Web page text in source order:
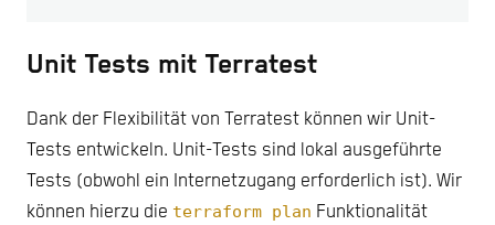
Unit Tests mit Terratest
Dank der Flexibilität von Terratest können wir Unit-
Tests entwickeln. Unit-Tests sind lokal ausgeführte
Tests (obwohl ein Internetzugang erforderlich ist). Wir
können hierzu die terraform plan Funktionalität